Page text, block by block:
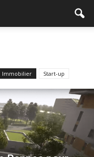
Immobilier Start-up